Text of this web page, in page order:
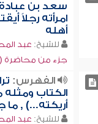
سعد بن عبادة
امرأته رجلاً
أهله
للشيخ: عبد
جزء من محاضرة (
الفهرس:
الكتاب
أريكته...) , ما
للشيخ: عبد